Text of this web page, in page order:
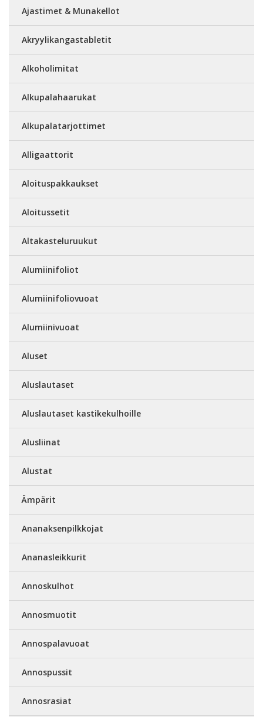
Ajastimet & Munakellot
Akryylikangastabletit
Alkoholimitat
Alkupalahaarukat
Alkupalatarjottimet
Alligaattorit
Aloituspakkaukset
Aloitussetit
Altakasteluruukut
Alumiinifoliot
Alumiinifoliovuoat
Alumiinivuoat
Aluset
Aluslautaset
Aluslautaset kastikekulhoille
Alusliinat
Alustat
Ämpärit
Ananaksenpilkkojat
Ananasleikkurit
Annoskulhot
Annosmuotit
Annospalavuoat
Annospussit
Annosrasiat